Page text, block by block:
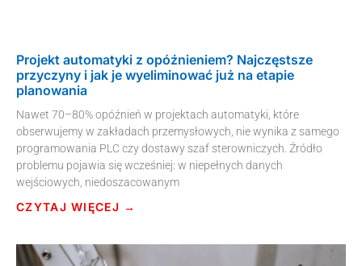
Projekt automatyki z opóźnieniem? Najczęstsze
przyczyny i jak je wyeliminować już na etapie
planowania
Nawet 70–80% opóźnień w projektach automatyki, które
obserwujemy w zakładach przemysłowych, nie wynika z samego
programowania PLC czy dostawy szaf sterowniczych. Źródło
problemu pojawia się wcześniej: w niepełnych danych
wejściowych, niedoszacowanym
CZYTAJ WIĘCEJ →